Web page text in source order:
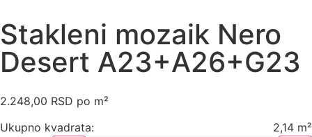
Stakleni mozaik Nero
Desert A23+A26+G23
2.248,00 RSD po m²
Ukupno kvadrata:
2,14 m²